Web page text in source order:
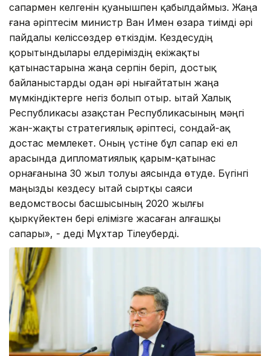
сапармен келгенін қуанышпен қабылдаймыз. Жаңа
ғана әріптесім министр Ван Имен өзара тиімді әрі
пайдалы келіссөздер өткіздім. Кездесудің
қорытындылары елдеріміздің екіжақты
қатынастарына жаңа серпін беріп, достық
байланыстарды одан әрі нығайтатын жаңа
мүмкіндіктерге негіз болып отыр. Қытай Халық
Республикасы Қазақстан Республикасының мәңгі
жан-жақты стратегиялық әріптесі, сондай-ақ
достас мемлекет. Оның үстіне бұл сапар екі ел
арасында дипломатиялық қарым-қатынас
орнағанына 30 жыл толуы аясында өтуде. Бүгінгі
маңызды кездесу Қытай сыртқы саяси
ведомствосы басшысының 2020 жылғы
қыркүйектен бері елімізге жасаған алғашқы
сапары», - деді Мұхтар Тілеуберді.